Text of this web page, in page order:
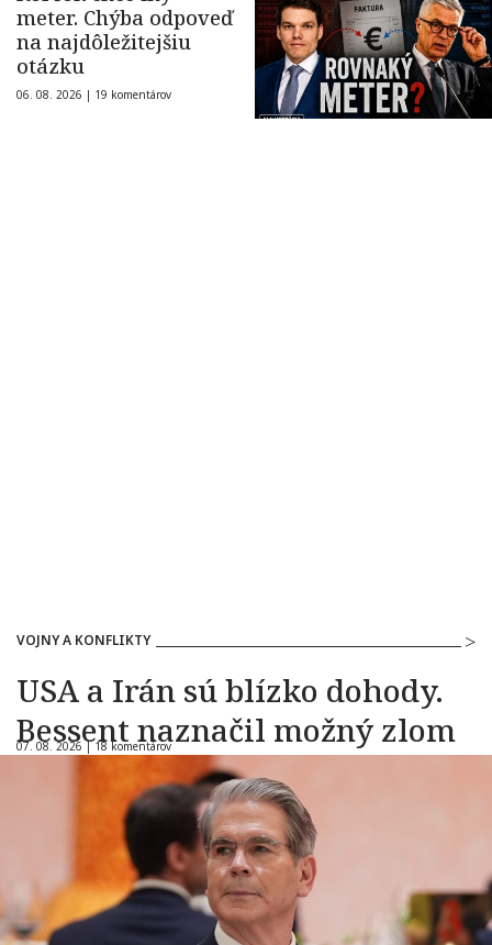
meter. Chýba odpoveď
na najdôležitejšiu
otázku
06. 08. 2026 | 19 komentárov
VOJNY A KONFLIKTY
USA a Irán sú blízko dohody.
Bessent naznačil možný zlom
07. 08. 2026 |18 komentárov